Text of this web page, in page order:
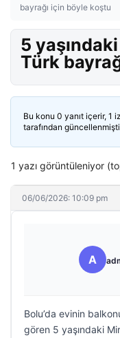
bayrağı için böyle koştu
5
Türk
Bu konu 0 yanıt içerir, 1
tarafından
1 yazı görüntüleniyor
06/06/2026: 10:09 pm
A
Bolu’da evinin
gören 5 yaşındaki